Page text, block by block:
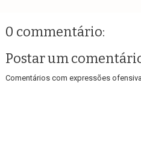
0 commentário:
Postar um
Comentários com expressões